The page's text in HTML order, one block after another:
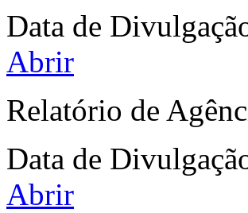
Data de
Abrir
Relatório de
Data de
Abrir